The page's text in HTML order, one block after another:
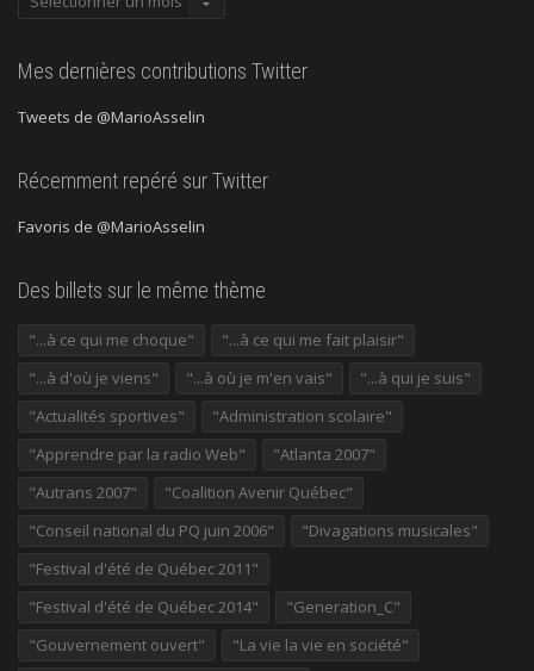
Mes dernières contributions Twitter
Tweets de @MarioAsselin
Récemment repéré sur Twitter
Favoris de @MarioAsselin
Des billets sur le même thème
"...à ce qui me choque"
"...à ce qui me fait plaisir"
"...à d'où je viens"
"...à où je m'en vais"
"...à qui je suis"
"Actualités sportives"
"Administration scolaire"
"Apprendre par la radio Web"
"Atlanta 2007"
"Autrans 2007"
"Coalition Avenir Québec"
"Conseil national du PQ juin 2006"
"Divagations musicales"
"Festival d'été de Québec 2011"
"Festival d'été de Québec 2014"
"Generation_C"
"Gouvernement ouvert"
"La vie la vie en société"